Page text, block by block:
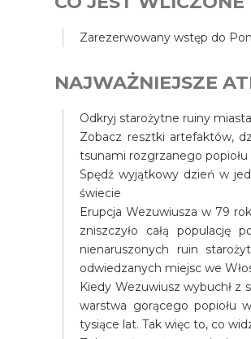
Zarezerwowany wstęp do
NAJWAŻNIEJSZE
Odkryj starożytne ruiny
Zobacz resztki artefaktów,
tsunami rozgrzanego popiołu
Spędź wyjątkowy dzień w
świecie
Erupcja Wezuwiusza w 79
zniszczyło całą populację
nienaruszonych ruin
odwiedzanych miejsc we
Kiedy Wezuwiusz wybuchł z
warstwa gorącego popiołu
tysiące lat. Tak więc to, co